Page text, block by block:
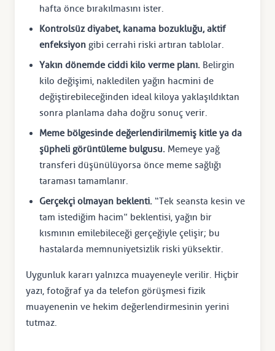
hafta önce bırakılmasını ister.
Kontrolsüz diyabet, kanama bozukluğu, aktif
enfeksiyon gibi cerrahi riski artıran tablolar.
Yakın dönemde ciddi kilo verme planı. Belirgin
kilo değişimi, nakledilen yağın hacmini de
değiştirebileceğinden ideal kiloya yaklaşıldıktan
sonra planlama daha doğru sonuç verir.
Meme bölgesinde değerlendirilmemiş kitle ya da
şüpheli görüntüleme bulgusu. Memeye yağ
transferi düşünülüyorsa önce meme sağlığı
taraması tamamlanır.
Gerçekçi olmayan beklenti. “Tek seansta kesin ve
tam istediğim hacim” beklentisi, yağın bir
kısmının emilebileceği gerçeğiyle çelişir; bu
hastalarda memnuniyetsizlik riski yüksektir.
Uygunluk kararı yalnızca muayeneyle verilir. Hiçbir
yazı, fotoğraf ya da telefon görüşmesi fizik
muayenenin ve hekim değerlendirmesinin yerini
tutmaz.